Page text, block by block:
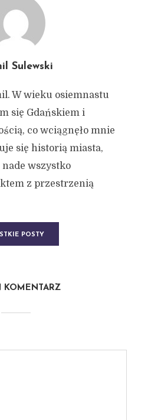
Sulewski
W wieku osiemnastu
się Gdańskiem i
co wciągnęło mnie
się historią miasta,
wszystko
z przestrzenią
POSTY
KOMENTARZ